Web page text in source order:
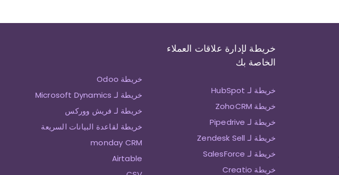
خريطة لإدارة علاقات العملاء
الخاصة بك
خريطة لـ HubSpot
خريطة ZohoCRM
خريطة لـ Pipedrive
خريطة لـ Zendesk Sell
خريطة لـ SalesForce
خريطة Creatio
خريطة Odoo
خريطة لـ Microsoft Dynamics
خريطة لـ فريش ووركس
خريطة لقاعدة البيانات السريعة
monday CRM
Airtable